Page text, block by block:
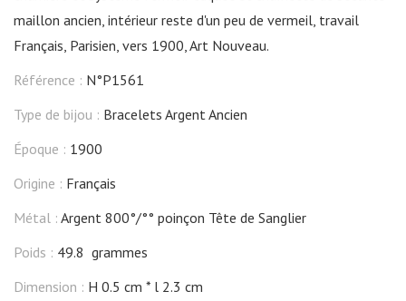
maillon ancien, intérieur reste d'un peu de vermeil, travail
Français, Parisien, vers 1900, Art Nouveau.
Référence : N°P1561
Type de bijou : Bracelets Argent Ancien
Époque : 1900
Origine : Français
Métal : Argent 800°/°° poinçon Tête de Sanglier
Poids : 49.8 grammes
Dimension : H 0.5 cm
l 2.3 cm